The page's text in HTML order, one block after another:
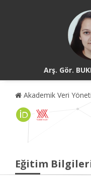
Arş. Gör.
Akademik Veri
Eğitim